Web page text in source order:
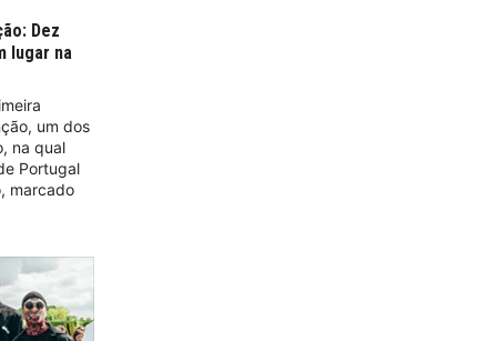
Dez
lugar na
um dos
na qual
Portugal
marcado